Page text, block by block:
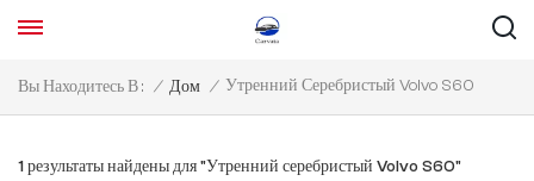
Вы Находитесь В : / Дом / Утренний Серебристый Volvo S60
1 результаты найдены для "Утренний серебристый Volvo S60"